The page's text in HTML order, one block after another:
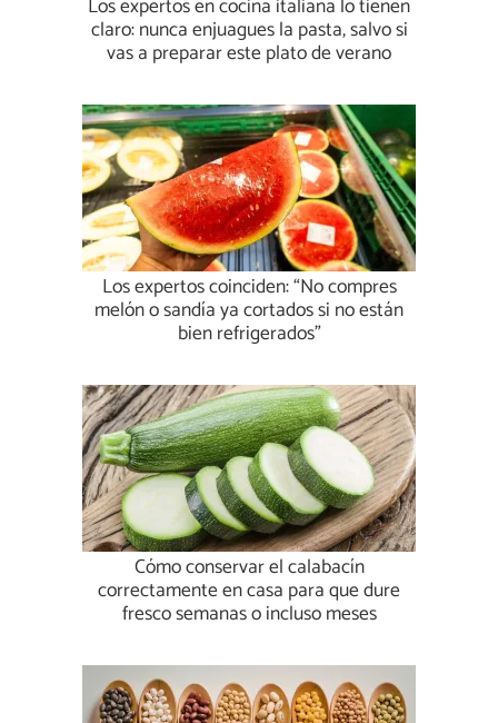
Los expertos en cocina italiana lo tienen
claro: nunca enjuagues la pasta, salvo si
vas a preparar este plato de verano
Los expertos coinciden: “No compres
melón o sandía ya cortados si no están
bien refrigerados”
Cómo conservar el calabacín
correctamente en casa para que dure
fresco semanas o incluso meses